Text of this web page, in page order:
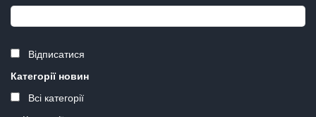
Відписатися
Категорії новин
Всі категорії